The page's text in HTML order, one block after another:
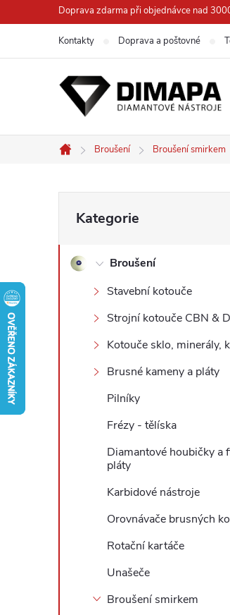
na
Doprava zdarma při objednávce nad
Kontakty Doprava a poštovné
Domů
Broušení Broušení smirkem
o
kategorie
Kategorie
Broušení
Stavební kotouče
Strojní kotouče CBN &
Kotouče sklo, minerály,
Brusné kameny a pláty
Pilníky
Frézy - tělíska
Diamantové houbičky a
pláty
Karbidové nástroje
Orovnávače brusných
Rotační kartáče
Unašeče
Broušení smirkem